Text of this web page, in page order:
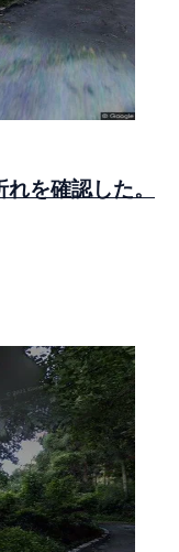
を確認した。